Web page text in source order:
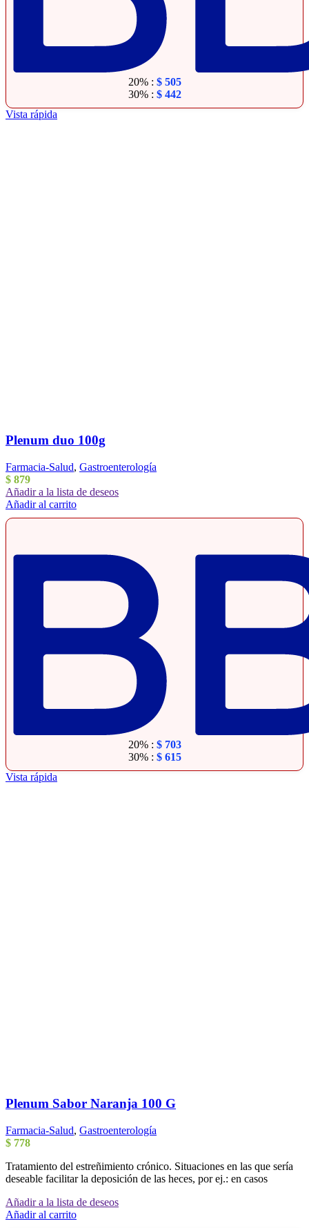
20% : $505
30% : $442
Vista rápida
Plenum duo 100g
Farmacia-Salud, Gastroenterología
$ 879
Añadir a la lista de deseos
Añadir al carrito
20% : $703
30% : $615
Vista rápida
Plenum Sabor Naranja 100 G
Farmacia-Salud, Gastroenterología
$ 778
Tratamiento del estreñimiento crónico. Situaciones en las que sería
deseable facilitar la deposición de las heces, por ej.: en casos
Añadir a la lista de deseos
Añadir al carrito